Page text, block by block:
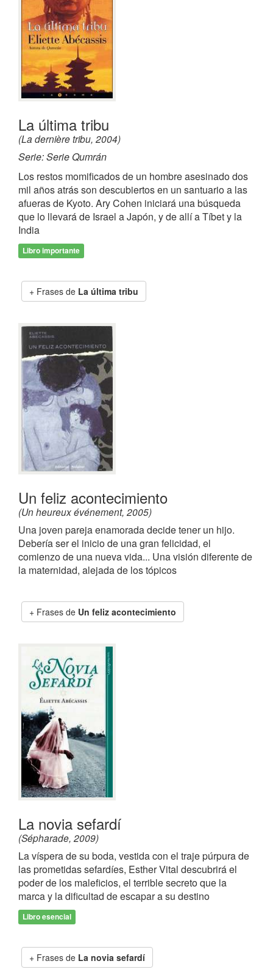
La última tribu
(La dernière tribu, 2004)
Serie: Serie Qumrán
Los restos momificados de un hombre asesinado dos
mil años atrás son descubiertos en un santuario a las
afueras de Kyoto. Ary Cohen iniciará una búsqueda
que lo llevará de Israel a Japón, y de allí a Tíbet y la
India
Libro importante
Frases de La última tribu
Un feliz acontecimiento
(Un heureux événement, 2005)
Una joven pareja enamorada decide tener un hijo.
Debería ser el inicio de una gran felicidad, el
comienzo de una nueva vida... Una visión diferente de
la maternidad, alejada de los tópicos
Frases de Un feliz acontecimiento
La novia sefardí
(Sépharade, 2009)
La víspera de su boda, vestida con el traje púrpura de
las prometidas sefardíes, Esther Vital descubrirá el
poder de los maleficios, el terrible secreto que la
marca y la dificultad de escapar a su destino
Libro esencial
Frases de La novia sefardí